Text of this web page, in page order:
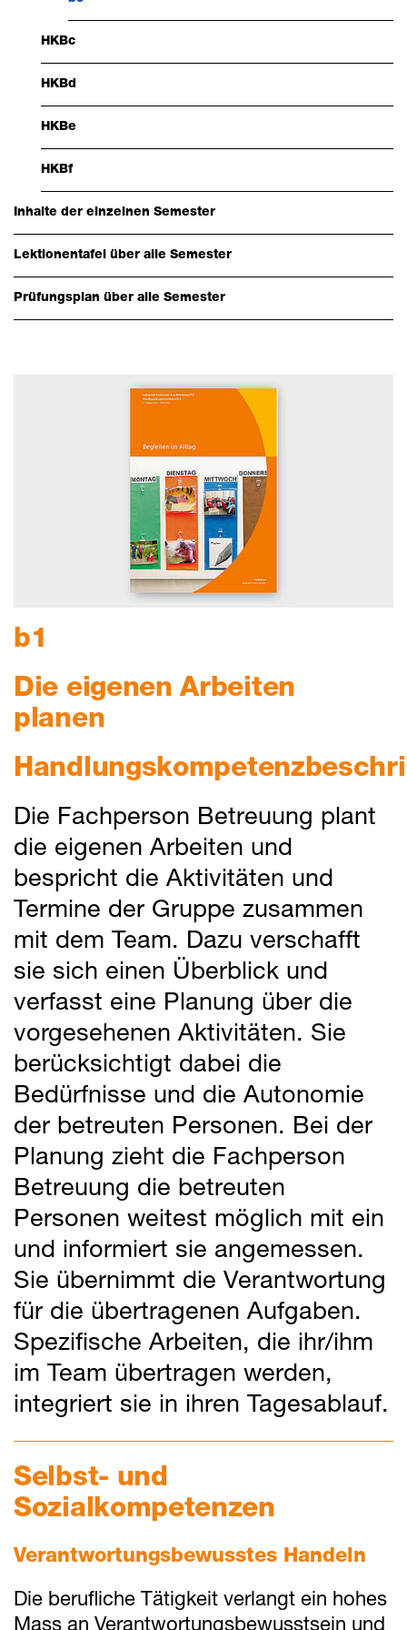
HKBc
HKBd
HKBe
HKBf
Inhalte der einzelnen Semester
Lektionentafel über alle Semester
Prüfungsplan über alle Semester
b1
Die eigenen Arbeiten
planen
Die Fachperson Betreuung plant
die eigenen Arbeiten und
bespricht die Aktivitäten und
Termine der Gruppe zusammen
mit dem Team. Dazu verschafft
sie sich einen Überblick und
verfasst eine Planung über die
vorgesehenen Aktivitäten. Sie
berücksichtigt dabei die
Bedürfnisse und die Autonomie
der betreuten Personen. Bei der
Planung zieht die Fachperson
Betreuung die betreuten
Personen weitest möglich mit ein
und informiert sie angemessen.
Sie übernimmt die Verantwortung
für die übertragenen Aufgaben.
Spezifische Arbeiten, die ihr/ihm
im Team übertragen werden,
integriert sie in ihren Tagesablauf.
Selbst- und
Sozialkompetenzen
Verantwortungsbewusstes Handeln
Die berufliche Tätigkeit verlangt ein hohes
Mass an Verantwortungsbewusstsein und
Downloads
Schnellzugriff
Login Mitarbeitende
Downloads